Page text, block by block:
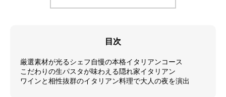
目次
厳選素材が光るシェフ自慢の本格イタリアンコース
こだわりの生パスタが味わえる隠れ家イタリアン
ワインと相性抜群のイタリアン料理で大人の夜を演出